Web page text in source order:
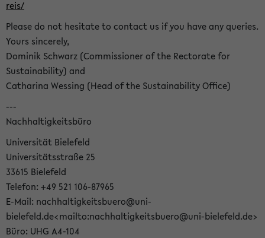
reis/
Please do not hesitate to contact us if you have any queries.
Yours sincerely,
Dominik Schwarz (Commissioner of the Rectorate for
Sustainability) and
Catharina Wessing (Head of the Sustainability Office)
---
Nachhaltigkeitsbüro
Universität Bielefeld
Universitätsstraße 25
33615 Bielefeld
Telefon: +49 521 106-87965
E-Mail: nachhaltigkeitsbuero@uni-
bielefeld.de<mailto:nachhaltigkeitsbuero@uni-bielefeld.de>
Büro: UHG A4-104